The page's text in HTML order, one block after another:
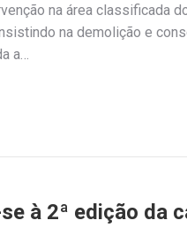
na área classificada
na demolição e
a…
à 2ª edição da